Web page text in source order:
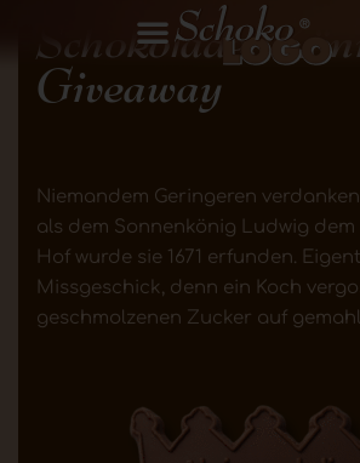
Schokolade:
Giveaway
Niemandem Geringeren
als dem Sonnenkönig Ludwig dem
Hof wurde sie 1671 erfunden.
Missgeschick, denn ein Koch
geschmolzenen Zucker auf